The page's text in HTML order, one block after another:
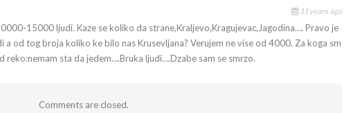
11 years ago
15000 ljudi. Kaze se koliko da strane,Kraljevo,Kragujevac,Jagodina…. Pravo je
a od tog broja koliko ke bilo nas Krusevljana? Verujem ne vise od 4000. Za koga sm
reko:nemam sta da jedem….Bruka ljudi….Dzabe sam se smrzo.
Comments are closed.